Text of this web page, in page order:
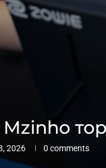
2026 0 comments